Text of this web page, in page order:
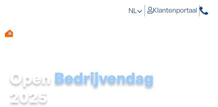
NL Klantenportaal
Open Bedrijvendag
2025